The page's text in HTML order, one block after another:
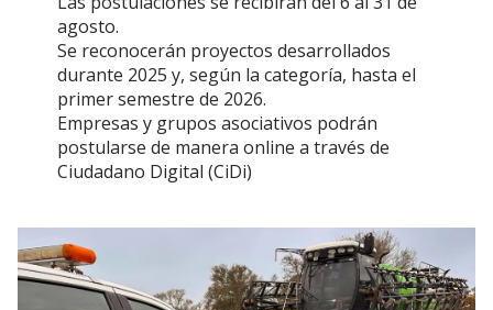
agosto.
Se reconocerán proyectos desarrollados
durante 2025 y, según la categoría, hasta el
primer semestre de 2026.
Empresas y grupos asociativos podrán
postularse de manera online a través de
Ciudadano Digital (CiDi)